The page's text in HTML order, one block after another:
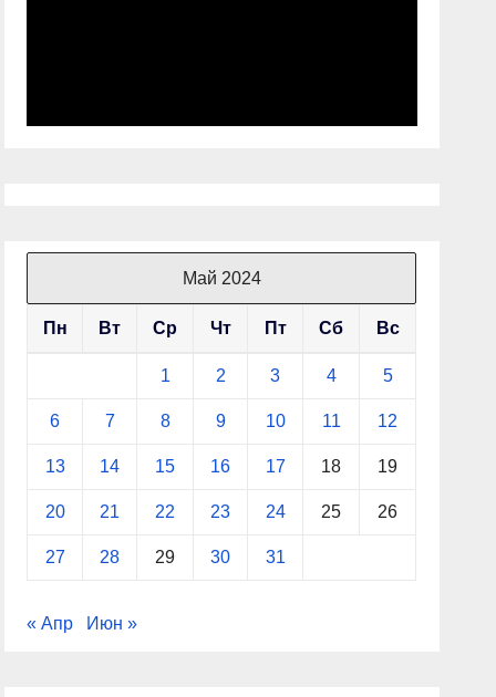
Май 2024
Пн Вт Ср Чт Пт Сб Вс
1 2 3 4 5
6 7 8 9 10 11 12
13 14 15 16 17 18 19
20 21 22 23 24 25 26
27 28 29 30 31
« Апр Июн »